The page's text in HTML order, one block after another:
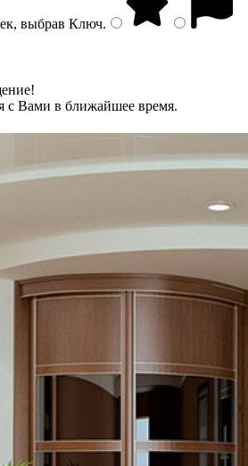
выбрав Ключ.
с Вами в ближайшее время.